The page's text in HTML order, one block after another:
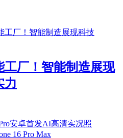
工厂！智能制造展现
力